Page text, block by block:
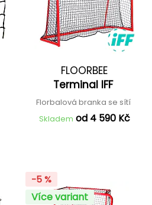
FLOORBEE
Terminal IFF
Florbalová branka se sítí
Skladem od 4 590 Kč
-5 %
Více variant